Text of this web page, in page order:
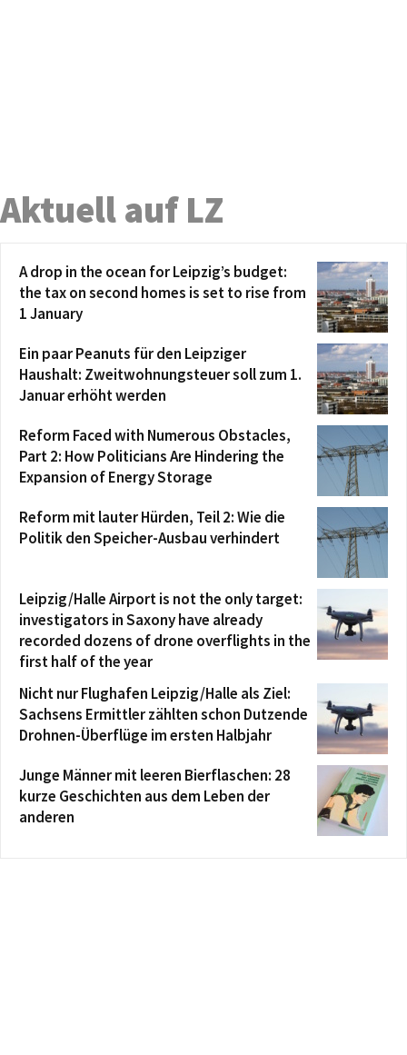
Aktuell auf LZ
A drop in the ocean for Leipzig’s budget:
the tax on second homes is set to rise from
1 January
Ein paar Peanuts für den Leipziger
Haushalt: Zweitwohnungsteuer soll zum 1.
Januar erhöht werden
Reform Faced with Numerous Obstacles,
Part 2: How Politicians Are Hindering the
Expansion of Energy Storage
Reform mit lauter Hürden, Teil 2: Wie die
Politik den Speicher-Ausbau verhindert
Leipzig/Halle Airport is not the only target:
investigators in Saxony have already
recorded dozens of drone overflights in the
first half of the year
Nicht nur Flughafen Leipzig/Halle als Ziel:
Sachsens Ermittler zählten schon Dutzende
Drohnen-Überflüge im ersten Halbjahr
Junge Männer mit leeren Bierflaschen: 28
kurze Geschichten aus dem Leben der
anderen